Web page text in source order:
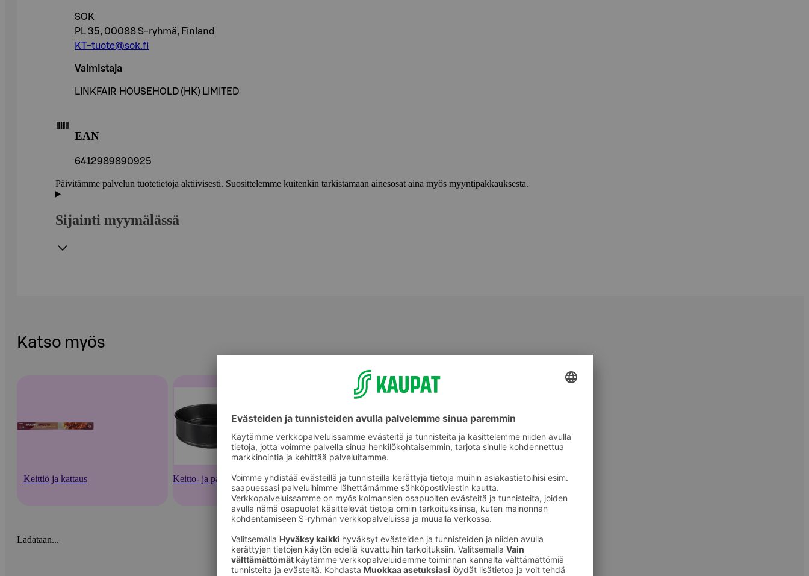
SOK
PL 35, 00088 S-ryhmä, Finland
KT-tuote@sok.fi
Valmistaja
LINKFAIR HOUSEHOLD (HK) LIMITED
EAN
6412989890925
Päivitämme palvelun tuotetietoja aktiivisesti. Suosittelemme kuitenkin tarkistamaan ainesosat aina myös myyntipakkauksesta.
Sijainti myymälässä
Katso myös
Keittiö ja kattaus Keitto- ja paistoastiat Piirakka- ja kakkuvuoat
Ladataan...